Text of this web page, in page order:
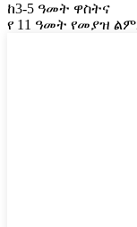
ከ3-5 ዓመት ዋስትና
የ 11 ዓመት የመያዝ